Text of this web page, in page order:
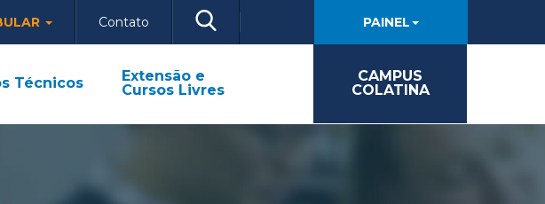
Contato PAINEL
Técnicos
Extensão e
Cursos Livres
CAMPUS
COLATINA